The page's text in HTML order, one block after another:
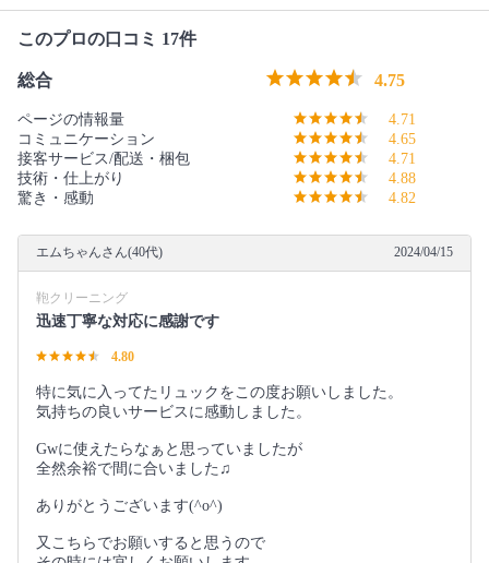
このプロの口コミ 17件
総合 4.75
ページの情報量
4.71
コミュニケーション
4.65
接客サービス/配送・梱包
4.71
技術・仕上がり
4.88
驚き・感動
4.82
エムちゃんさん(40代) 2024/04/15
鞄クリーニング
迅速丁寧な対応に感謝です
4.80
特に気に入ってたリュックをこの度お願いしました。
気持ちの良いサービスに感動しました。
Gwに使えたらなぁと思っていましたが
全然余裕で間に合いました♫
ありがとうございます(^o^)
又こちらでお願いすると思うので